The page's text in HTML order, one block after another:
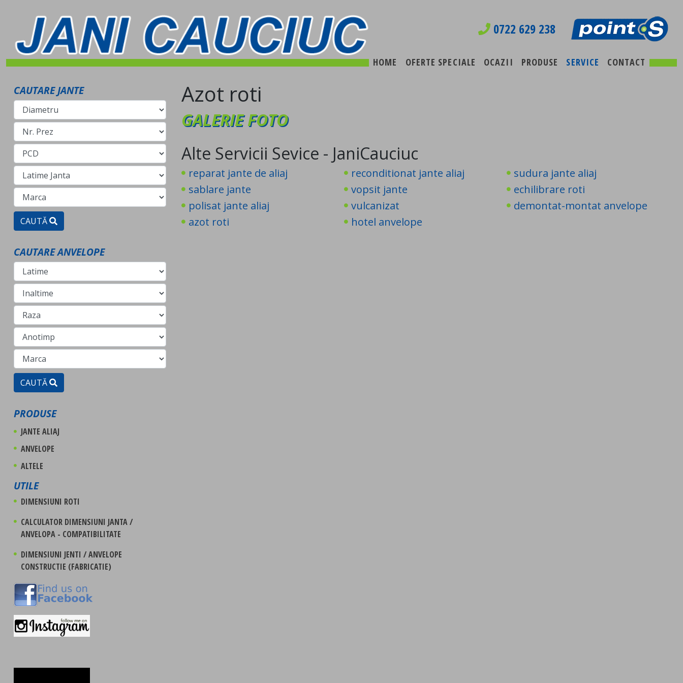
0722 629 238
HOME OFERTE SPECIALE OCAZII PRODUSE SERVICE CONTACT
CAUTARE JANTE
CAUTĂ
CAUTARE ANVELOPE
CAUTĂ
PRODUSE
JANTE ALIAJ
ANVELOPE
ALTELE
UTILE
DIMENSIUNI ROTI
CALCULATOR DIMENSIUNI JANTA /
ANVELOPA - COMPATIBILITATE
DIMENSIUNI JENTI / ANVELOPE
CONSTRUCTIE (FABRICATIE)
Azot roti
GALERIE FOTO
Alte Servicii Sevice - JaniCauciuc
reparat jante de aliaj reconditionat jante aliaj
sudura jante aliaj
sablare jante
vopsit jante
echilibrare roti
polisat jante aliaj
vulcanizat
demontat-montat anvelope
azot roti
hotel anvelope